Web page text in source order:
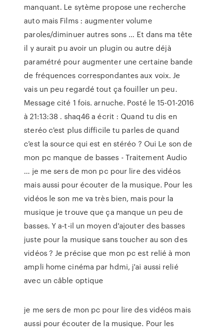
manquant. Le sytème propose une recherche
auto mais Films : augmenter volume
paroles/diminuer autres sons ... Et dans ma tête
il y aurait pu avoir un plugin ou autre déjà
paramétré pour augmenter une certaine bande
de fréquences correspondantes aux voix. Je
vais un peu regardé tout ça fouiller un peu.
Message cité 1 fois. arnuche. Posté le 15-01-2016
à 21:13:38 . shaq46 a écrit : Quand tu dis en
steréo c'est plus difficile tu parles de quand
c'est la source qui est en stéréo ? Oui Le son de
mon pc manque de basses - Traitement Audio
... je me sers de mon pc pour lire des vidéos
mais aussi pour écouter de la musique. Pour les
vidéos le son me va très bien, mais pour la
musique je trouve que ça manque un peu de
basses. Y a-t-il un moyen d'ajouter des basses
juste pour la musique sans toucher au son des
vidéos ? Je précise que mon pc est relié à mon
ampli home cinéma par hdmi, j'ai aussi relié
avec un câble optique
je me sers de mon pc pour lire des vidéos mais
aussi pour écouter de la musique. Pour les